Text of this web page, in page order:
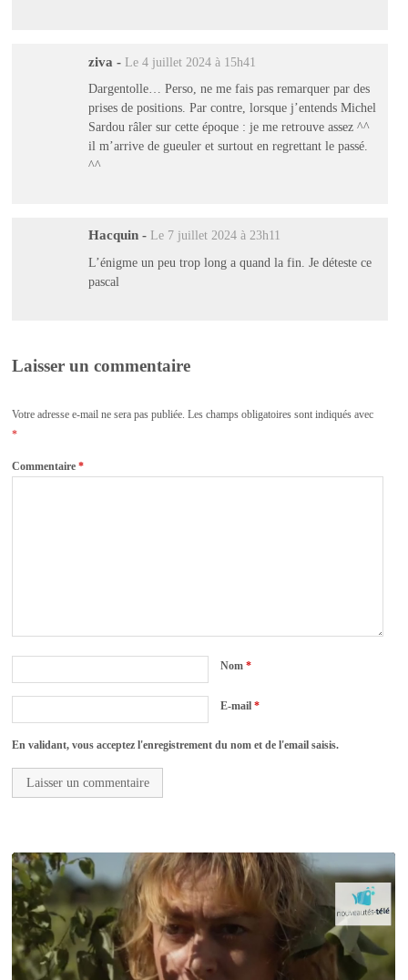
ziva - Le 4 juillet 2024 à 15h41
Dargentolle… Perso, ne me fais pas remarquer par des
prises de positions. Par contre, lorsque j’entends Michel
Sardou râler sur cette époque : je me retrouve assez ^^
il m’arrive de gueuler et surtout en regrettant le passé.
^^
Hacquin - Le 7 juillet 2024 à 23h11
L’énigme un peu trop long a quand la fin. Je déteste ce
pascal
Laisser un commentaire
Votre adresse e-mail ne sera pas publiée. Les champs obligatoires sont indiqués avec
*
Commentaire*
Nom*
E-mail*
En validant, vous acceptez l'enregistrement du nom et de l'email saisis.